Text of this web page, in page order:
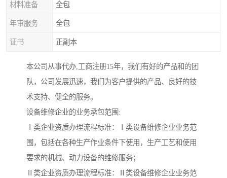
材料准备 全包
年审服务 全包
证书 正副本
本公司从事代办,工商注册15年，我们有好的产品和的团
队，公司发展迅速，我们为客户提供的产品、良好的技
术支持、健全的服务。
设备维修企业的业务承包范围:
Ⅰ类企业资质办理流程标准：Ⅰ类设备维修企业业务范
围，包括在各种生产作业条件下使用，生产工艺和使用
要求的机械、动力设备的维修服务；
Ⅱ类企业资质办理流程标准：Ⅱ类设备维修企业业务范